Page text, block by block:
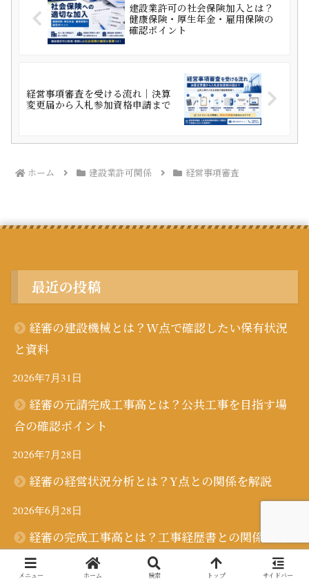
建設業許可の社会保険加入とは？
健康保険・厚生年金・雇用保険の
確認ポイント
経営事項審査を受ける流れ｜決算
変更届から入札参加資格申請まで
ホーム 建設業許可関係 経営事項審査
最近の投稿
経審の建設機械とは？W点で確認したい保有状況
と資料
2026年7月31日
経審の元請完成工事高とは？公共工事を目指す場
合の確認ポイント
2026年7月28日
経審の経営状況分析とは？Y点との関係を解説
2026年6月28日
経審の完成工事高とは？工事経歴書との関係を解
説
メニュー ホーム 検索 トップ サイドバー